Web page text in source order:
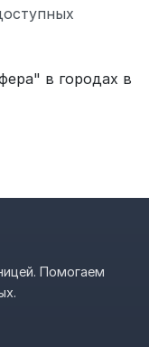
в городах в
Помогаем